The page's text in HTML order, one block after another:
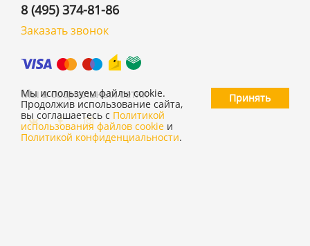
8 (495) 374-81-86
Заказать звонок
Мы в социальных сетях
Мы используем файлы cookie.
Продолжив использование сайта,
вы соглашаетесь с Политикой
использования файлов cookie и
Политикой конфиденциальности.
Принять